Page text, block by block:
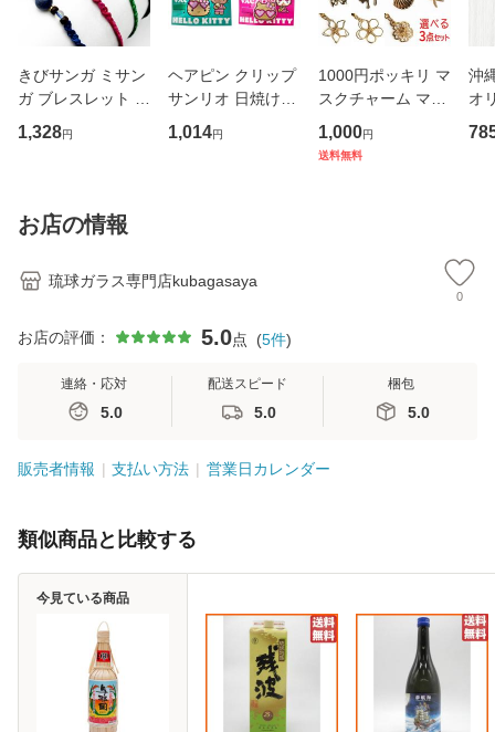
きびサンガ ミサン
ガ ブレスレット ア
ンクレット 沖縄限
定 アクセサリー サ
1,328円
ヘアピン クリップ
サンリオ 日焼けキ
ティ HELLO KITT
Y 沖縄 お土産 SAN
1,014円
1000円ポッキリ マ
スクチャーム マス
ク アクセサリー チ
ャーム マスク用チ
1,000円
送料無料
沖
オ
縄
お店の情報
琉球ガラス専門店kubagasaya
0
お店の評価： 5.0点 (5件)
連絡・応対
5.0
配送スピード
5.0
梱包
5.0
販売者情報 支払い方法 営業日カレンダー
類似商品と比較する
今見ている商品